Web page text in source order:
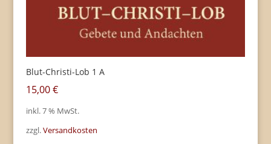
Blut-Christi-Lob 1 A
15,00€
inkl. 7 % MwSt.
zzgl.Versandkosten